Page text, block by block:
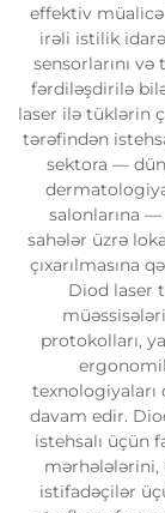
effektiv müalicə
irəli istilik
sensorlarını
fərdiləşdirilə
laser ilə tüklərin
tərəfindən
sektora —
salonlarına —
sahələr üzrə
çıxarılmasına
Diod laser
protokolları,
davam edir.
istehsalı üçün
mərhələlərini,
istifadəçilər